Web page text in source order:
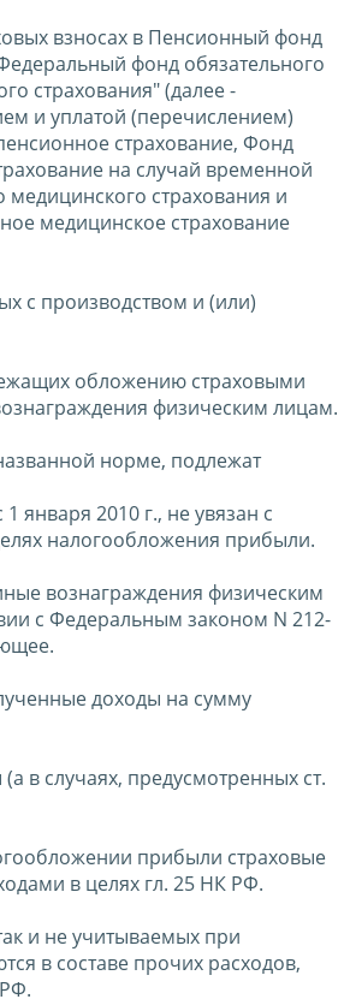
взносах в Пенсионный фонд
фонд обязательного
страхования" (далее -
и уплатой (перечислением)
страхование, Фонд
на случай временной
страхования и
медицинское страхование
с производством и (или)
обложению страховыми
физическим лицам.
норме, подлежат
января 2010 г., не увязан с
налогообложения прибыли.
вознаграждения физическим
с Федеральным законом N 212-
доходы на сумму
в случаях, предусмотренных ст.
прибыли страховые
в целях гл. 25 НК РФ.
и не учитываемых при
в составе прочих расходов,